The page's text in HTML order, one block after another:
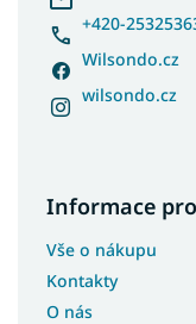
+420-
Wilsondo.cz
wilsondo.cz
Informace
Vše o nákupu
Kontakty
O nás